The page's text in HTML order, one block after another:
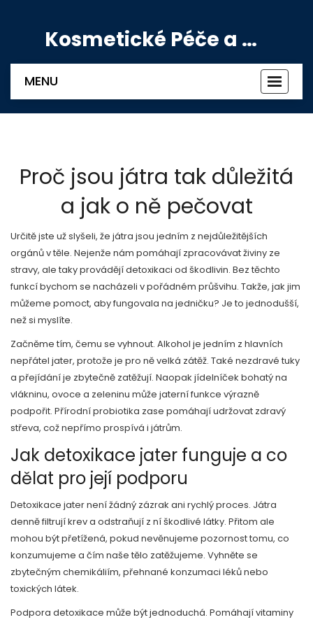
Kosmetické Péče a Výživové Doplňky
MENU
Proč jsou játra tak důležitá
a jak o ně pečovat
Určitě jste už slyšeli, že játra jsou jedním z nejdůležitějších
orgánů v těle. Nejenže nám pomáhají zpracovávat živiny ze
stravy, ale taky provádějí detoxikaci od škodlivin. Bez těchto
funkcí bychom se nacházeli v pořádném průšvihu. Takže, jak jim
můžeme pomoct, aby fungovala na jedničku? Je to jednodušší,
než si myslíte.
Začněme tím, čemu se vyhnout. Alkohol je jedním z hlavních
nepřátel jater, protože je pro ně velká zátěž. Také nezdravé tuky
a přejídání je zbytečně zatěžují. Naopak jídelníček bohatý na
vlákninu, ovoce a zeleninu může jaterní funkce výrazně
podpořit. Přírodní probiotika zase pomáhají udržovat zdravý
střeva, což nepřímo prospívá i játrům.
Jak detoxikace jater funguje a co
dělat pro její podporu
Detoxikace jater není žádný zázrak ani rychlý proces. Játra
denně filtrují krev a odstraňují z ní škodlivé látky. Přitom ale
mohou být přetížená, pokud nevěnujeme pozornost tomu, co
konzumujeme a čím naše tělo zatěžujeme. Vyhněte se
zbytečným chemikáliím, přehnané konzumaci léků nebo
toxických látek.
Podpora detoxikace může být jednoduchá. Pomáhají vitaminy